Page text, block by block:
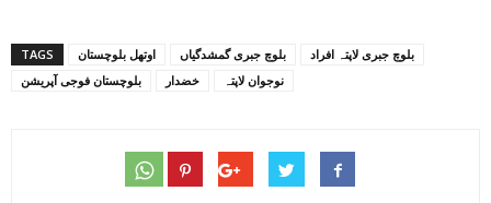
TAGS اوتھل بلوچستان بلوچ جبری گمشدگیاں
بلوچ جبری لاپتہ افراد
بلوچستان فوجی آپریشن
خضدار نوجوان لاپتہ